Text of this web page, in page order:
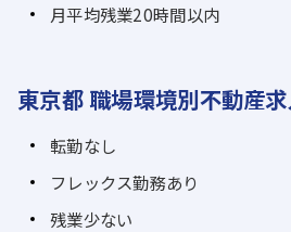
月平均残業20時間以内
東京都 職場環境別不動産
転勤なし
フレックス勤務あり
残業少ない